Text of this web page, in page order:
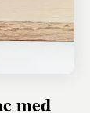
med